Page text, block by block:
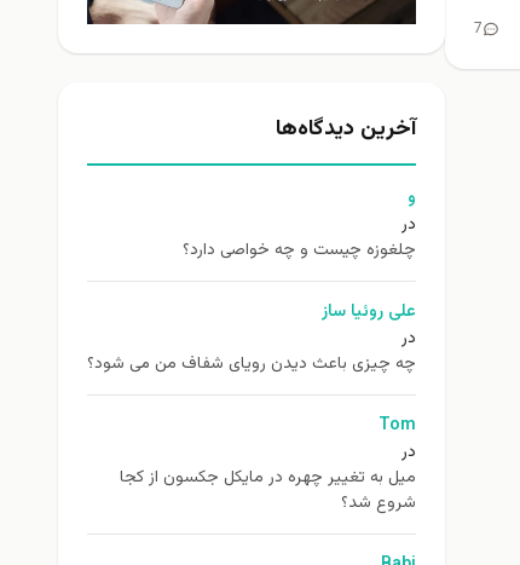
7
آخرین دیدگاه‌ها
و
در
چلغوزه چیست و چه خواصی دارد؟
علی روئیا ساز
در
چه چیزی باعث دیدن رویای شفاف من می شود؟
Tom
در
ميل به تغيير چهره در مایکل جکسون از كجا
شروع شد؟